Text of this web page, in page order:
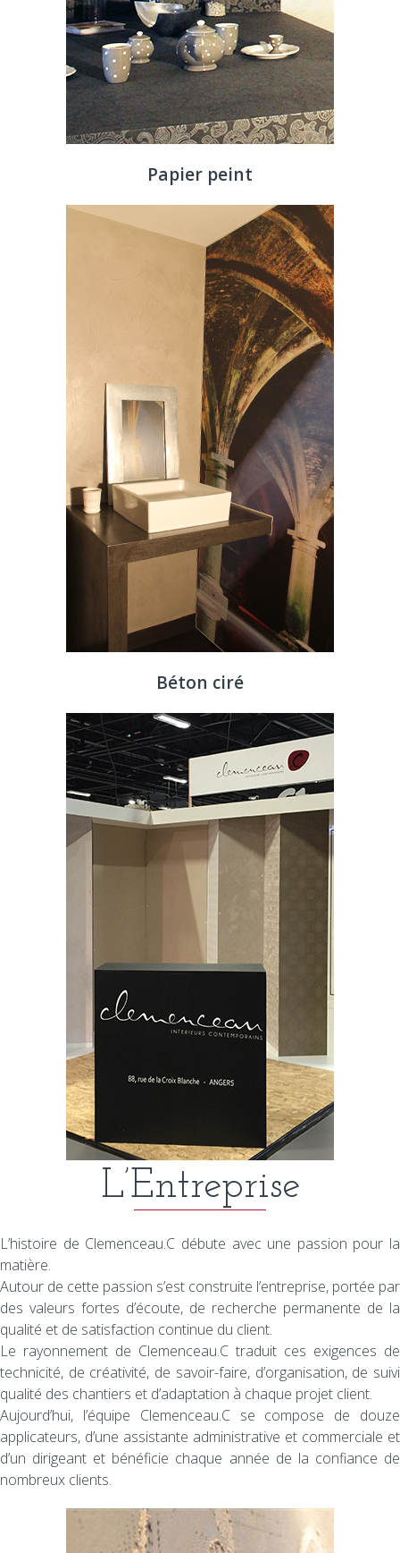
Papier peint
Béton ciré
L’Entreprise
L’histoire de Clemenceau.C débute avec une passion pour la
matière.
Autour de cette passion s’est construite l’entreprise, portée par
des valeurs fortes d’écoute, de recherche permanente de la
qualité et de satisfaction continue du client.
Le rayonnement de Clemenceau.C traduit ces exigences de
technicité, de créativité, de savoir-faire, d’organisation, de suivi
qualité des chantiers et d’adaptation à chaque projet client.
Aujourd’hui, l’équipe Clemenceau.C se compose de douze
applicateurs, d’une assistante administrative et commerciale et
d’un dirigeant et bénéficie chaque année de la confiance de
nombreux clients.